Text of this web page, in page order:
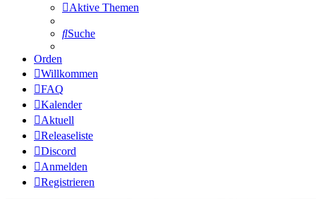
Aktive Themen
Suche
Orden
Willkommen
FAQ
Kalender
Aktuell
Releaseliste
Discord
Anmelden
Registrieren